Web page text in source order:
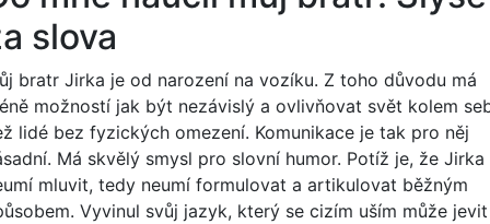
slova
bratr Jirka je od narození na vozíku. Z toho důvodu má
možností jak být nezávislý a ovlivňovat svět kolem
lidé bez fyzických omezení. Komunikace je tak pro něj
Má skvělý smysl pro slovní humor. Potíž je, že Jirka
mluvit, tedy neumí formulovat a artikulovat běžným
Vyvinul svůj jazyk, který se cizím uším může jevit